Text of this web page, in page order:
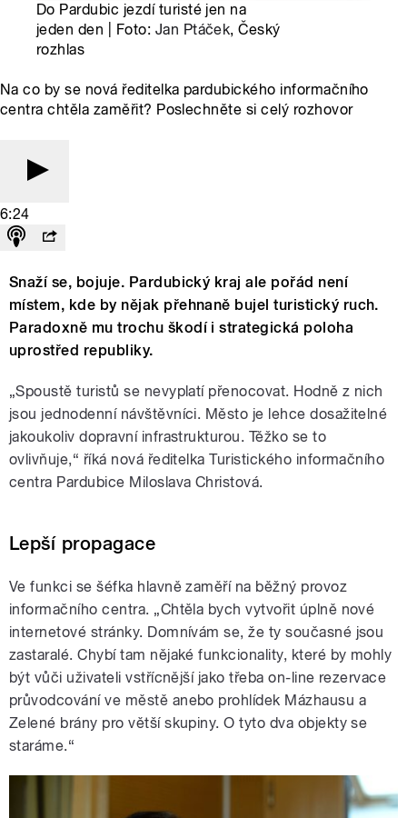
Do Pardubic jezdí turisté jen na
jeden den | Foto: Jan Ptáček, Český
rozhlas
Na co by se nová ředitelka pardubického informačního
centra chtěla zaměřit? Poslechněte si celý rozhovor
6:24
Snaží se, bojuje. Pardubický kraj ale pořád není
místem, kde by nějak přehnaně bujel turistický ruch.
Paradoxně mu trochu škodí i strategická poloha
uprostřed republiky.
„Spoustě turistů se nevyplatí přenocovat. Hodně z nich
jsou jednodenní návštěvníci. Město je lehce dosažitelné
jakoukoliv dopravní infrastrukturou. Těžko se to
ovlivňuje,“ říká nová ředitelka Turistického informačního
centra Pardubice Miloslava Christová.
Lepší propagace
Ve funkci se šéfka hlavně zaměří na běžný provoz
informačního centra. „Chtěla bych vytvořit úplně nové
internetové stránky. Domnívám se, že ty současné jsou
zastaralé. Chybí tam nějaké funkcionality, které by mohly
být vůči uživateli vstřícnější jako třeba on-line rezervace
průvodcování ve městě anebo prohlídek Mázhausu a
Zelené brány pro větší skupiny. O tyto dva objekty se
staráme.“